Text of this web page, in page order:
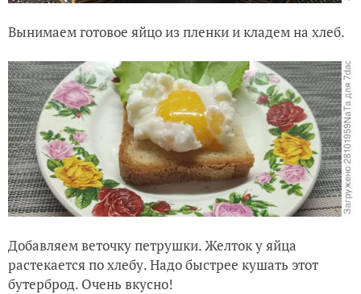
Вынимаем готовое яйцо из пленки и кладем на хлеб.
Добавляем веточку петрушки. Желток у яйца
растекается по хлебу. Надо быстрее кушать этот
бутерброд. Очень вкусно!